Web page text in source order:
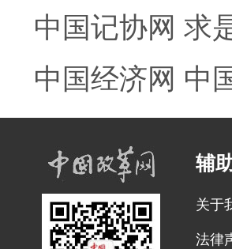
中国记协网 求
中国经济网 中
辅
关于
法律